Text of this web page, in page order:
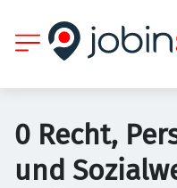
0 Recht,
und